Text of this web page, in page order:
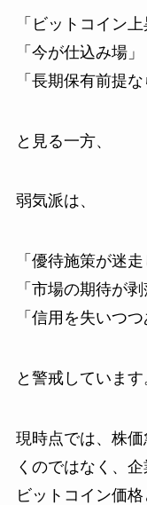
「ビットコイン
「今が仕込み場」
「長期保有前提
と見る一方、
弱気派は、
「優待施策が迷走
「市場の期待が
「信用を失いつつ
と警戒しています
現時点では、株
くのではなく、
ビットコイン価